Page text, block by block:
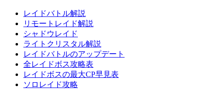
レイドバトル解説
リモートレイド解説
シャドウレイド
ライトクリスタル解説
レイドバトルのアップデート
全レイドボス攻略表
レイドボスの最大CP早見表
ソロレイド攻略